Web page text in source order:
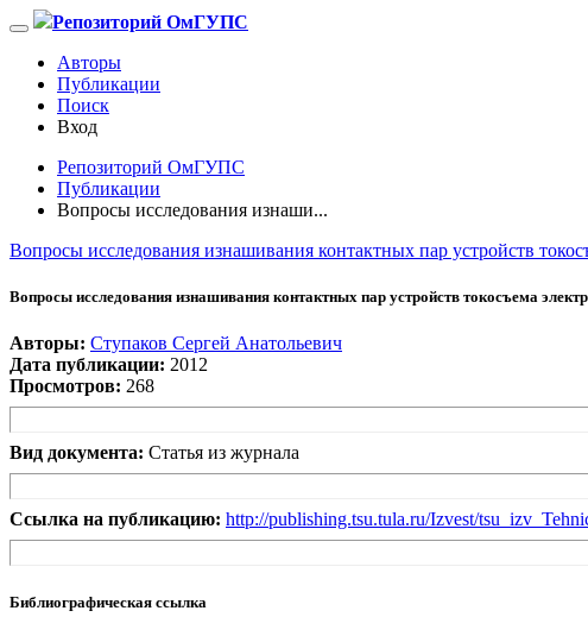
Репозиторий ОмГУПС
Авторы
Публикации
Поиск
Вход
Репозиторий ОмГУПС
Публикации
Вопросы исследования изнаши...
Вопросы исследования изнашивания контактных пар устройств
Вопросы исследования изнашивания контактных пар устройств токосъема
Авторы: Ступаков Сергей Анатольевич
Дата публикации: 2012
Просмотров: 268
Вид документа: Статья из журнала
Ссылка на публикацию: http://publishing.tsu.tula.ru/Izvest/
Библиографическая ссылка